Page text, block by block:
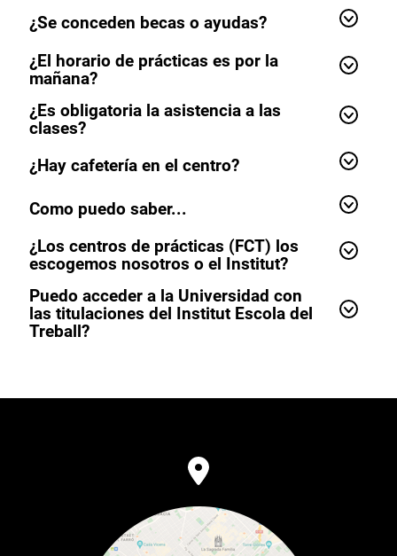
¿Se conceden becas o ayudas?
¿El horario de prácticas es por la
mañana?
¿Es obligatoria la asistencia a las
clases?
¿Hay cafetería en el centro?
Como puedo saber...
¿Los centros de prácticas (FCT) los
escogemos nosotros o el Institut?
Puedo acceder a la Universidad con
las titulaciones del Institut Escola del
Treball?